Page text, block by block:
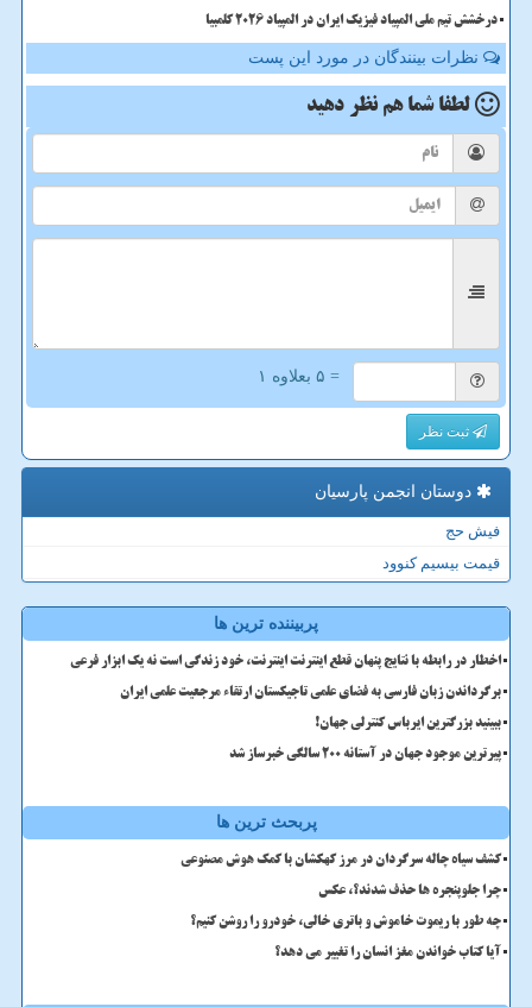
درخشش تیم ملی المپیاد فیزیک ایران در المپیاد 2026 کلمبیا
نظرات بینندگان در مورد این پست
لطفا شما هم نظر دهید
= ۵ بعلاوه ۱
ثبت نظر
دوستان انجمن پارسیان
فیش حج
قیمت بیسیم کنوود
پربیننده ترین ها
اخطار در رابطه با نتایج پنهان قطع اینترنت اینترنت، خود زندگی است نه یک ابزار فرعی
برگرداندن زبان فارسی به فضای علمی تاجیکستان ارتقاء مرجعیت علمی ایران
ببینید بزرگترین ایرباس کنترلی جهان!
پیرترین موجود جهان در آستانه ۲۰۰ سالگی خبرساز شد
پربحث ترین ها
کشف سیاه چاله سرگردان در مرز کهکشان با کمک هوش مصنوعی
چرا جلوپنجره ها حذف شدند؟، عکس
چه طور با ریموت خاموش و باتری خالی، خودرو را روشن کنیم؟
آیا کتاب خواندن مغز انسان را تغییر می دهد؟